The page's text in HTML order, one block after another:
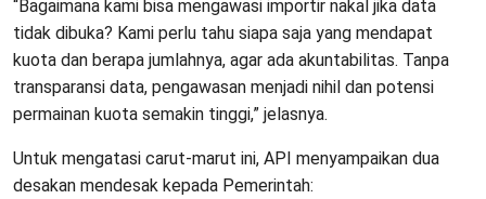
“Bagaimana kami bisa mengawasi importir nakal jika data
tidak dibuka? Kami perlu tahu siapa saja yang mendapat
kuota dan berapa jumlahnya, agar ada akuntabilitas. Tanpa
transparansi data, pengawasan menjadi nihil dan potensi
permainan kuota semakin tinggi,” jelasnya.
Untuk mengatasi carut-marut ini, API menyampaikan dua
desakan mendesak kepada Pemerintah: